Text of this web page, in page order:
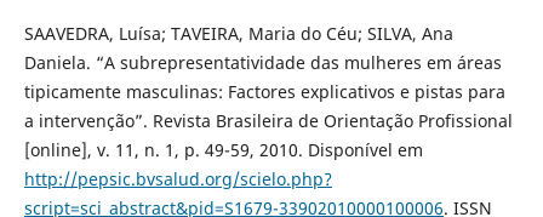
SAAVEDRA, Luísa; TAVEIRA, Maria do Céu; SILVA, Ana
Daniela. “A subrepresentatividade das mulheres em áreas
tipicamente masculinas: Factores explicativos e pistas para
a intervenção”. Revista Brasileira de Orientação Profissional
[online], v. 11, n. 1, p. 49-59, 2010. Disponível em
http://pepsic.bvsalud.org/scielo.php?
script=sci_abstract&pid=S1679-33902010000100006. ISSN